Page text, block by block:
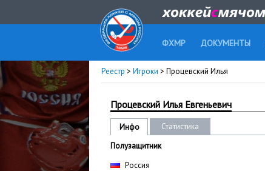
ФХМР ДОКУМЕНТЫ
Реестр > Игроки > Процевский Илья
Процевский Илья Евгеньевич
Инфо
Статистика
Полузащитник
Россия